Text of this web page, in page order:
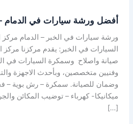
أفضل ورشة سيارات في الدمام –
ورشة سيارات في الخبر – الدمام مركز
السيارات في الخبر: يقدم مركزنا مركز
صيانة واصلاح وسمكرة السيارات في
وفنيين متخصصين، وبأحدث الاجهزة
وضمان للصيانة. سمكرة – رش بوية –
ميكانيكا- كهرباء – توضيب المكائن
[…]